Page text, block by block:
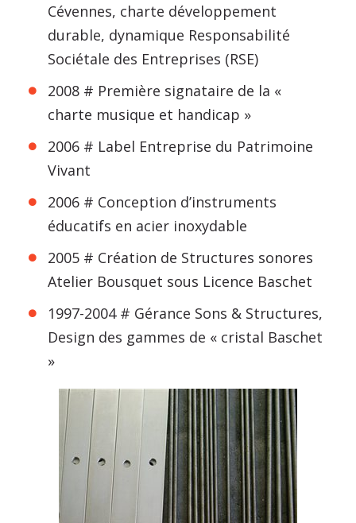
Cévennes, charte développement
durable, dynamique Responsabilité
Sociétale des Entreprises (RSE)
2008 # Première signataire de la «
charte musique et handicap »
2006 # Label Entreprise du Patrimoine
Vivant
2006 # Conception d’instruments
éducatifs en acier inoxydable
2005 # Création de Structures sonores
Atelier Bousquet sous Licence Baschet
1997-2004 # Gérance Sons & Structures,
Design des gammes de « cristal Baschet
»